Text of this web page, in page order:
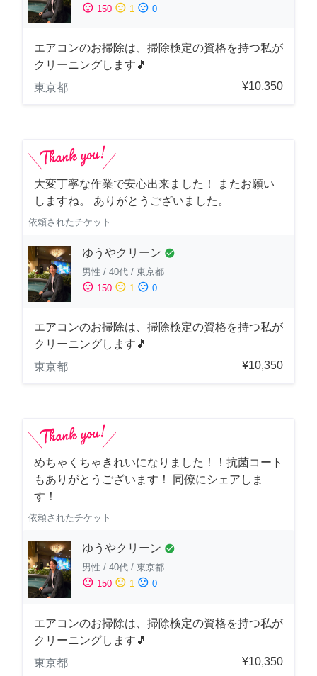
sentiment_satisfied 150 sentiment_neutral 1 sentiment_dissatisfied 0
エアコンのお掃除は、掃除検定の資格を持つ私が
クリーニングします🎵
東京都
¥10,350
大変丁寧な作業で安心出来ました！ またお願い
しますね。 ありがとうございました。
依頼されたチケット
ゆうやクリーン check_circle
男性 / 40代 / 東京都
sentiment_satisfied 150 sentiment_neutral 1 sentiment_dissatisfied 0
エアコンのお掃除は、掃除検定の資格を持つ私が
クリーニングします🎵
東京都
¥10,350
めちゃくちゃきれいになりました！！抗菌コート
もありがとうございます！ 同僚にシェアしま
す！
依頼されたチケット
ゆうやクリーン check_circle
男性 / 40代 / 東京都
sentiment_satisfied 150 sentiment_neutral 1 sentiment_dissatisfied 0
エアコンのお掃除は、掃除検定の資格を持つ私が
クリーニングします🎵
東京都
¥10,350